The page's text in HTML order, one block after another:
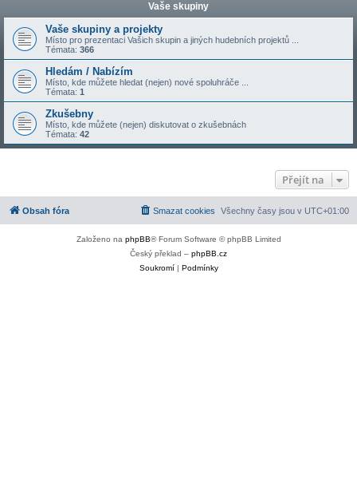
Vaše skupiny
Vaše skupiny a projekty
Místo pro prezentaci Vašich skupin a jiných hudebních projektů ...
Témata: 366
Hledám / Nabízím
Místo, kde můžete hledat (nejen) nové spoluhráče ...
Témata: 1
Zkušebny
Místo, kde můžete (nejen) diskutovat o zkušebnách
Témata: 42
Přejít na
Obsah fóra Všechny časy jsou v UTC+01:00
Smazat cookies
Založeno na phpBB® Forum Software © phpBB Limited
Český překlad – phpBB.cz
Soukromí| Podmínky